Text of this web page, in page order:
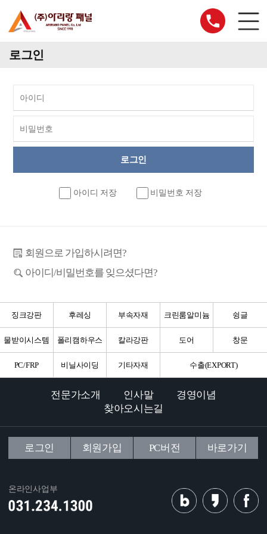
로그인
아이디 저장 비밀번호 저장
회원으로 가입하시려면?
아이디/비밀번호를 잊으셨다면?
징크강판 후레싱 부속자재 크린룸알미늄 슁글
물받이시스템 폴리캠하우스 칼라강판 도어 창문
PC/FRP 비닐사이딩 기타자재 수출(EXPORT)
전문가소개 인사말
경영이념
찾아오시는길
로그인 회원가입 PC버전 바로가기
온라인사업부